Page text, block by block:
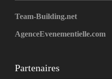
Team-Building.net
AgenceEvenementielle.com
Partenaires